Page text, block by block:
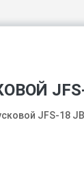
JFS-18